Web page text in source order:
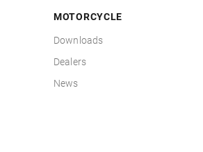
MOTORCYCLE
Downloads
Dealers
News